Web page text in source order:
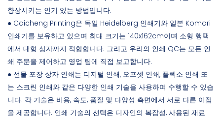
향상시키는 인기 있는 방법입니다.
● Caicheng Printing은 독일 Heidelberg 인쇄기와 일본 Komori
인쇄기를 보유하고 있으며 최대 크기는 140x162cm이며 소형 행택
에서 대형 상자까지 적합합니다. 그리고 우리의 인쇄 QC는 모든 인
쇄 주문을 제어하고 영업 팀에 직접 보고합니다.
● 선물 포장 상자 인쇄는 디지털 인쇄, 오프셋 인쇄, 플렉소 인쇄 또
는 스크린 인쇄와 같은 다양한 인쇄 기술을 사용하여 수행할 수 있습
니다. 각 기술은 비용, 속도, 품질 및 다양성 측면에서 서로 다른 이점
을 제공합니다. 인쇄 기술의 선택은 디자인의 복잡성, 사용된 재료